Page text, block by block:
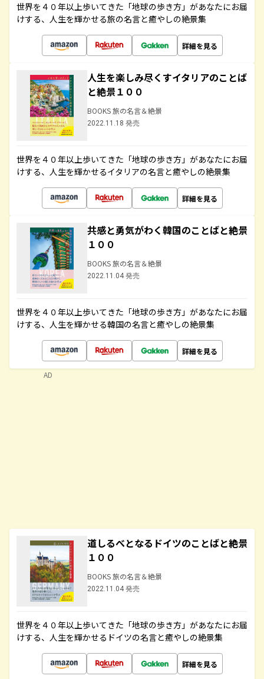
世界を４０年以上歩いてきた「地球の歩き方」があなたにお届
けする、人生を輝かせる旅の名言と癒やしの絶景集
詳細を見る
人生を楽しみ尽くすイタリアのことば
と絶景１００
BOOKS 旅の名言＆絶景
2022.11.18 発売
世界を４０年以上歩いてきた「地球の歩き方」があなたにお届
けする、人生を輝かせるイタリアの名言と癒やしの絶景集
詳細を見る
共感と勇気がわく韓国のことばと絶景
１００
BOOKS 旅の名言＆絶景
2022.11.04 発売
世界を４０年以上歩いてきた「地球の歩き方」があなたにお届
けする、人生を輝かせる韓国の名言と癒やしの絶景集
詳細を見る
道しるべとなるドイツのことばと絶景
１００
BOOKS 旅の名言＆絶景
2022.11.04 発売
世界を４０年以上歩いてきた「地球の歩き方」があなたにお届
けする、人生を輝かせるドイツの名言と癒やしの絶景集
詳細を見る
AD